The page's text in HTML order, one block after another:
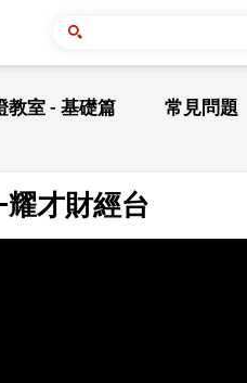
教室 - 基礎篇 常見問題
才財經台